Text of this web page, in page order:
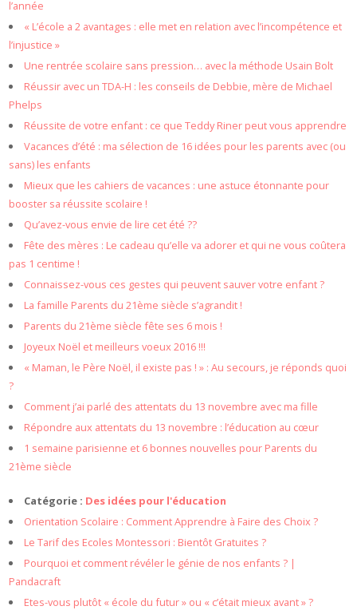
l’année
« L’école a 2 avantages : elle met en relation avec l’incompétence et
l’injustice »
Une rentrée scolaire sans pression… avec la méthode Usain Bolt
Réussir avec un TDA-H : les conseils de Debbie, mère de Michael
Phelps
Réussite de votre enfant : ce que Teddy Riner peut vous apprendre
Vacances d’été : ma sélection de 16 idées pour les parents avec (ou
sans) les enfants
Mieux que les cahiers de vacances : une astuce étonnante pour
booster sa réussite scolaire !
Qu’avez-vous envie de lire cet été ??
Fête des mères : Le cadeau qu’elle va adorer et qui ne vous coûtera
pas 1 centime !
Connaissez-vous ces gestes qui peuvent sauver votre enfant ?
La famille Parents du 21ème siècle s’agrandit !
Parents du 21ème siècle fête ses 6 mois !
Joyeux Noël et meilleurs voeux 2016 !!!
« Maman, le Père Noël, il existe pas ! » : Au secours, je réponds quoi
?
Comment j’ai parlé des attentats du 13 novembre avec ma fille
Répondre aux attentats du 13 novembre : l’éducation au cœur
1 semaine parisienne et 6 bonnes nouvelles pour Parents du
21ème siècle
Catégorie : Des idées pour l'éducation
Orientation Scolaire : Comment Apprendre à Faire des Choix ?
Le Tarif des Ecoles Montessori : Bientôt Gratuites ?
Pourquoi et comment révéler le génie de nos enfants ? |
Pandacraft
Etes-vous plutôt « école du futur » ou « c’était mieux avant » ?